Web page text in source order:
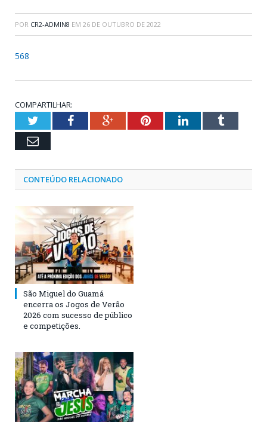
POR CR2-ADMIN8 EM 26 DE OUTUBRO DE 2022
568
COMPARTILHAR:
TwitterFacebookGoogle+PinterestLinkedInTumblr
Email
CONTEÚDO RELACIONADO
São Miguel do Guamá
encerra os Jogos de Verão
2026 com sucesso de público
e competições.